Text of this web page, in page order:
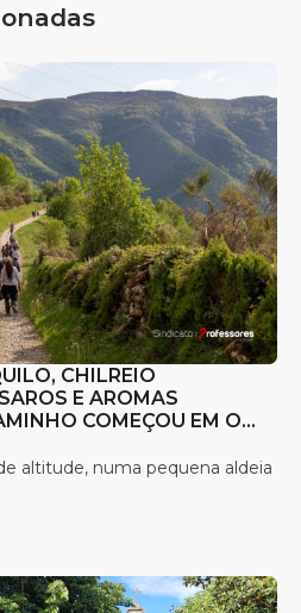
CHILREIO
E AROMAS
COMEÇOU EM O
altitude, numa pequena aldeia